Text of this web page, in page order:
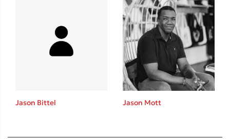
Jason Bittel Jason Mott